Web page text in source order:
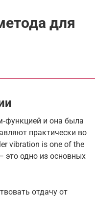
для
и она была
практически во
vibration is one of the
это одно из основных
отдачу от